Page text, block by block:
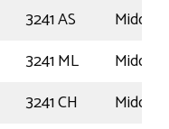
3241 AS
3241 ML
3241 CH